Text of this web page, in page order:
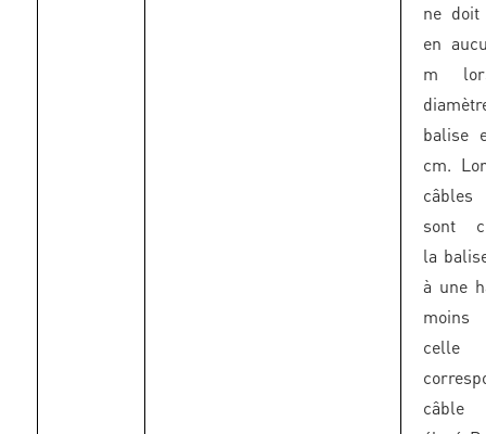
ne doit
en
m
balise
cm.
câbles
sont
la
à une
celle